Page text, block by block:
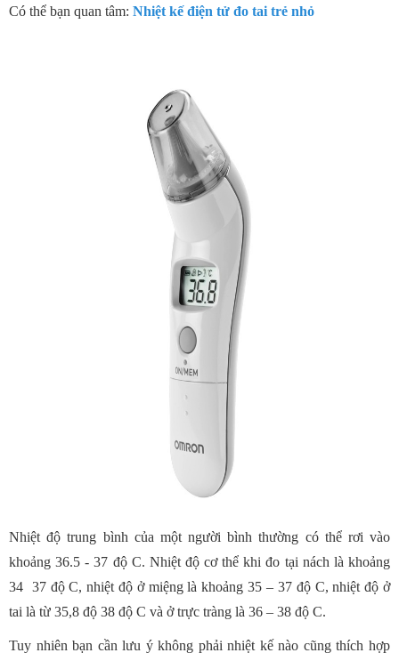
Có thể bạn quan tâm: Nhiệt kế điện tử đo tai trẻ nhỏ
Nhiệt độ trung bình của một người bình thường có thể rơi vào
khoảng 36.5 - 37 độ C. Nhiệt độ cơ thể khi đo tại nách là khoảng
34 ­ 37 độ C, nhiệt độ ở miệng là khoảng 35 – 37 độ C, nhiệt độ ở
tai là từ 35,8 độ ­38 độ C và ở trực tràng là 36 – 38 độ C.
Tuy nhiên bạn cần lưu ý không phải nhiệt kế nào cũng thích hợp